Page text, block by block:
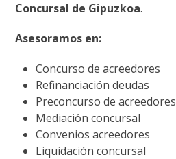
Concursal de Gipuzkoa.
Asesoramos en:
Concurso de acreedores
Refinanciación deudas
Preconcurso de acreedores
Mediación concursal
Convenios acreedores
Liquidación concursal